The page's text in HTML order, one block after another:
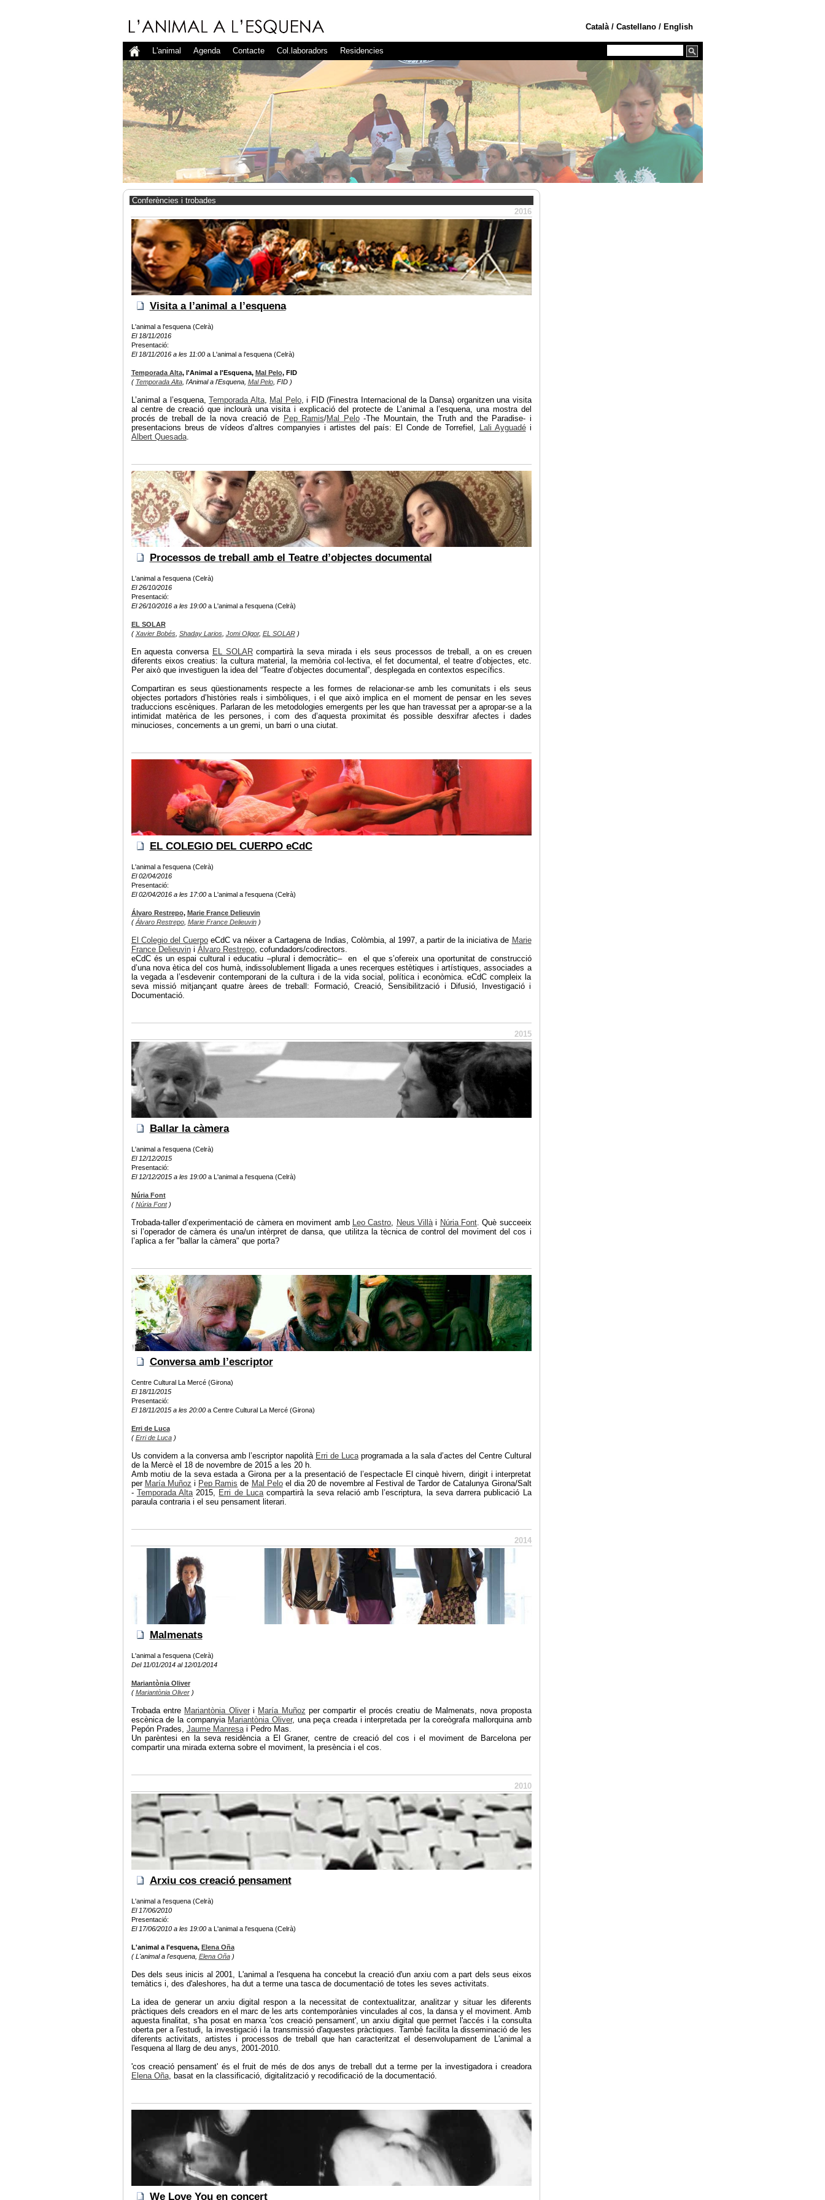
Català / Castellano / English
L'animal Agenda Contacte Col.laboradors Residencies
Conferències i trobades
2016
Visita a l’animal a l’esquena
L'animal a l'esquena (Celrà)
El 18/11/2016
Presentació:
El 18/11/2016 a les 11:00a L'animal a l'esquena (Celrà)
Temporada Alta, l'Animal a l'Esquena, Mal Pelo, FID
( Temporada Alta, l'Animal a l'Esquena, Mal Pelo, FID )
L’animal a l’esquena, Temporada Alta, Mal Pelo, i FID (Finestra Internacional de la Dansa) organitzen una visita
al centre de creació que inclourà una visita i explicació del protecte de L’animal a l’esquena, una mostra del
procés de treball de la nova creació de Pep Ramis/Mal Pelo-The Mountain, the Truth and the Paradise- i
presentacions breus de vídeos d’altres companyies i artistes del país: El Conde de Torrefiel, Lali Ayguadéi
Albert Quesada.
Processos de treball amb el Teatre d’objectes documental
L'animal a l'esquena (Celrà)
El 26/10/2016
Presentació:
El 26/10/2016 a les 19:00a L'animal a l'esquena (Celrà)
EL SOLAR
( Xavier Bobés, Shaday Larios, Jomi Oligor, EL SOLAR)
En aquesta conversa EL SOLARcompartirà la seva mirada i els seus processos de treball, a on es creuen
diferents eixos creatius: la cultura material, la memòria col·lectiva, el fet documental, el teatre d’objectes, etc.
Per això que investiguen la idea del “Teatre d’objectes documental”, desplegada en contextos específics.
Compartiran es seus qüestionaments respecte a les formes de relacionar-se amb les comunitats i els seus
objectes portadors d’històries reals i simbòliques, i el que això implica en el moment de pensar en les seves
traduccions escèniques. Parlaran de les metodologies emergents per les que han travessat per a apropar-se a la
intimidat matèrica de les persones, i com des d’aquesta proximitat és possible desxifrar afectes i dades
minucioses, concernents a un gremi, un barri o una ciutat.
EL COLEGIO DEL CUERPO eCdC
L'animal a l'esquena (Celrà)
El 02/04/2016
Presentació:
El 02/04/2016 a les 17:00a L'animal a l'esquena (Celrà)
Álvaro Restrepo, Marie France Delieuvin
(Álvaro Restrepo, Marie France Delieuvin)
El Colegio del CuerpoeCdC va néixer a Cartagena de Indias, Colòmbia, al 1997, a partir de la iniciativa de Marie
France Delieuvini Álvaro Restrepo, cofundadors/codirectors.
eCdC és un espai cultural i educatiu –plural i democràtic– en el que s’ofereix una oportunitat de construcció
d’una nova ètica del cos humà, indissolublement lligada a unes recerques estètiques i artístiques, associades a
la vegada a l’esdevenir contemporani de la cultura i de la vida social, política i econòmica. eCdC compleix la
seva missió mitjançant quatre àrees de treball: Formació, Creació, Sensibilització i Difusió, Investigació i
Documentació.
2015
Ballar la càmera
L'animal a l'esquena (Celrà)
El 12/12/2015
Presentació:
El 12/12/2015 a les 19:00a L'animal a l'esquena (Celrà)
Núria Font
(Núria Font)
Trobada-taller d’experimentació de càmera en moviment amb Leo Castro, Neus Villài Núria Font. Què succeeix
si l’operador de càmera és una/un intèrpret de dansa, que utilitza la tècnica de control del moviment del cos i
l’aplica a fer "ballar la càmera" que porta?
Conversa amb l’escriptor
Centre Cultural La Mercé (Girona)
El 18/11/2015
Presentació:
El 18/11/2015 a les 20:00a Centre Cultural La Mercé (Girona)
Erri de Luca
(Erri de Luca)
Us convidem a la conversa amb l’escriptor napolità Erri de Lucaprogramada a la sala d’actes del Centre Cultural
de la Mercè el 18 de novembre de 2015 a les 20 h.
Amb motiu de la seva estada a Girona per a la presentació de l’espectacle El cinquè hivern, dirigit i interpretat
per María Muñoz i Pep Ramis de Mal Peloel dia 20 de novembre al Festival de Tardor de Catalunya Girona/Salt
- Temporada Alta2015, Erri de Lucacompartirà la seva relació amb l’escriptura, la seva darrera publicació La
paraula contraria i el seu pensament literari.
2014
Malmenats
L'animal a l'esquena (Celrà)
Del 11/01/2014 al 12/01/2014
Mariantònia Oliver
(Mariantònia Oliver)
Trobada entre Mariantònia Oliveri María Muñoz per compartir el procés creatiu de Malmenats, nova proposta
escènica de la companyia Mariantònia Oliver, una peça creada i interpretada per la coreògrafa mallorquina amb
Pepón Prades, Jaume Manresai Pedro Mas.
Un parèntesi en la seva residència a El Graner, centre de creació del cos i el moviment de Barcelona per
compartir una mirada externa sobre el moviment, la presència i el cos.
2010
Arxiu cos creació pensament
L'animal a l'esquena (Celrà)
El 17/06/2010
Presentació:
El 17/06/2010 a les 19:00a L'animal a l'esquena (Celrà)
L'animal a l'esquena, Elena Oña
( L'animal a l'esquena, Elena Oña)
Des dels seus inicis al 2001, L'animal a l'esquena ha concebut la creació d'un arxiu com a part dels seus eixos
temàtics i, des d'aleshores, ha dut a terme una tasca de documentació de totes les seves activitats.
La idea de generar un arxiu digital respon a la necessitat de contextualitzar, analitzar y situar les diferents
pràctiques dels creadors en el marc de les arts contemporànies vinculades al cos, la dansa y el moviment. Amb
aquesta finalitat, s'ha posat en marxa 'cos creació pensament', un arxiu digital que permet l'accés i la consulta
oberta per a l'estudi, la investigació i la transmissió d'aquestes pràctiques. També facilita la disseminació de les
diferents activitats, artistes i processos de treball que han caracteritzat el desenvolupament de L'animal a
l'esquena al llarg de deu anys, 2001-2010.
'cos creació pensament' és el fruit de més de dos anys de treball dut a terme per la investigadora i creadora
Elena Oña, basat en la classificació, digitalització y recodificació de la documentació.
We Love You en concert